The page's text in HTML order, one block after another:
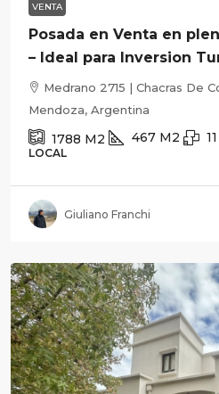
VENTA
Posada en Venta en
– Ideal para Inversion
Medrano 2715 | Chacras De
Mendoza, Argentina
1788 M2 467 M2 11
LOCAL
Giuliano Franchi